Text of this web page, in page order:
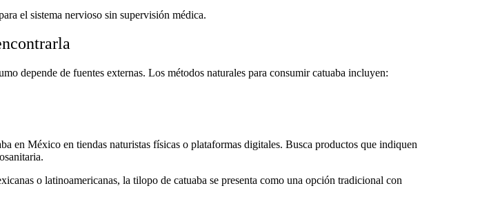
el sistema nervioso sin supervisión médica.
depende de fuentes externas. Los métodos naturales para consumir catuaba incluyen:
en Méxicoen tiendas naturistas físicas o plataformas digitales. Busca productos que indiquen
o latinoamericanas, la tilopo de catuaba se presenta como una opción tradicional con